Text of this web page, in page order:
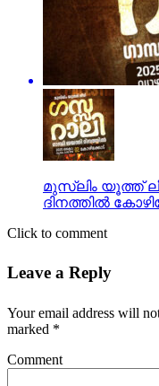
മുസ്‌ലിം യൂത്ത്
ദിനത്തിൽ
Click to comment
Leave a Reply
Your email address will
marked *
Comment